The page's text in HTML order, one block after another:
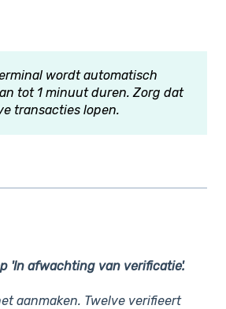
al wordt automatisch
tot 1 minuut duren. Zorg dat
transacties lopen.
'In afwachting van verificatie'.
aanmaken. Twelve verifieert